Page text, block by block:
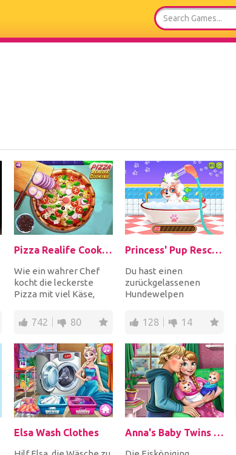
Pizza Realife Cooking
Wie ein wahrer Chef
kocht die leckerste
Pizza mit viel Käse,
Gemüse. Hacken Si...
742 80
Princess' Pup Rescue
Du hast einen
zurückgelassenen
Hundewelpen
in keinem guten
Zustand, also gib...
128 14
Elsa Wash Clothes Anna's Baby Twins Birth